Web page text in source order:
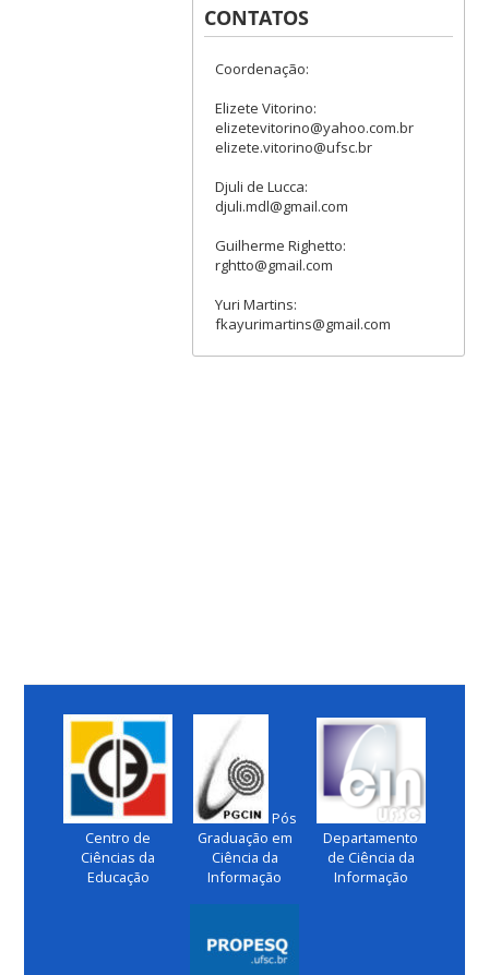
CONTATOS
Coordenação:
Elizete Vitorino:
elizetevitorino@yahoo.com.br
elizete.vitorino@ufsc.br
Djuli de Lucca:
djuli.mdl@gmail.com
Guilherme Righetto:
rghtto@gmail.com
Yuri Martins:
fkayurimartins@gmail.com
Centro de
Ciências da
Educação
Pós
Graduação em
Ciência da
Informação
Departamento
de Ciência da
Informação